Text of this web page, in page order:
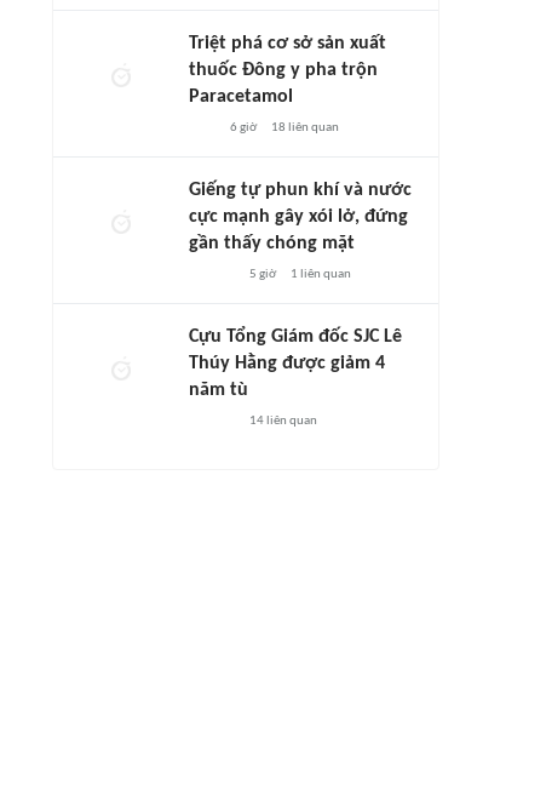
Triệt phá cơ sở sản xuất
thuốc Đông y pha trộn
Paracetamol
6 giờ 18 liên quan
Giếng tự phun khí và nước
cực mạnh gây xói lở, đứng
gần thấy chóng mặt
5 giờ 1 liên quan
Cựu Tổng Giám đốc SJC Lê
Thúy Hằng được giảm 4
năm tù
14 liên quan